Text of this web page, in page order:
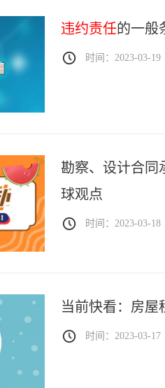
违约责任的一般
时间：2023-03-19
勘察、设计合同
球观点
时间：2023-03-18
当前快看：房屋
时间：2023-03-17